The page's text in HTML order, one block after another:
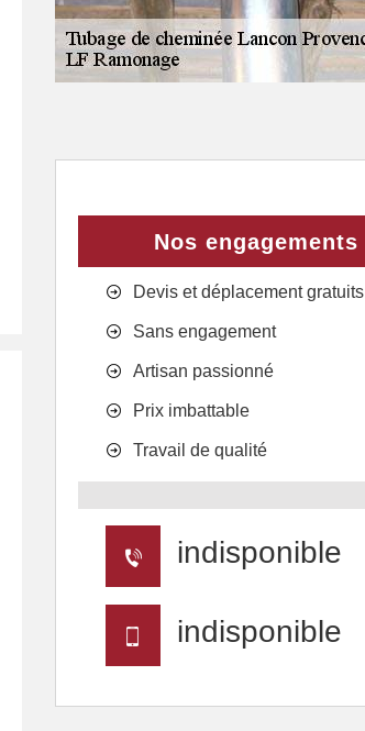
Nos engagements
Devis et déplacement gratuits
Sans engagement
Artisan passionné
Prix imbattable
Travail de qualité
indisponible
indisponible